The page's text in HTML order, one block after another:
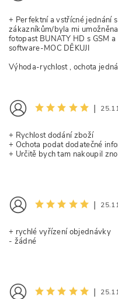
+ Perfektní a vstřícné jednání
zákazníkům/byla mi
fotopast BUNATY HD s GSM
software-MOC DĚKUJI
Výhoda-rychlost , ochota
|
+ Rychlost dodání zboží
+ Ochota podat dodatečné
+ Určitě bych tam nakoupil
|
+ rychlé vyřízení objednávky
- žádné
|